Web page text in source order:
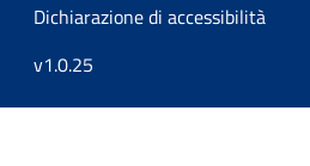
Dichiarazione di accessibilità
v1.0.25